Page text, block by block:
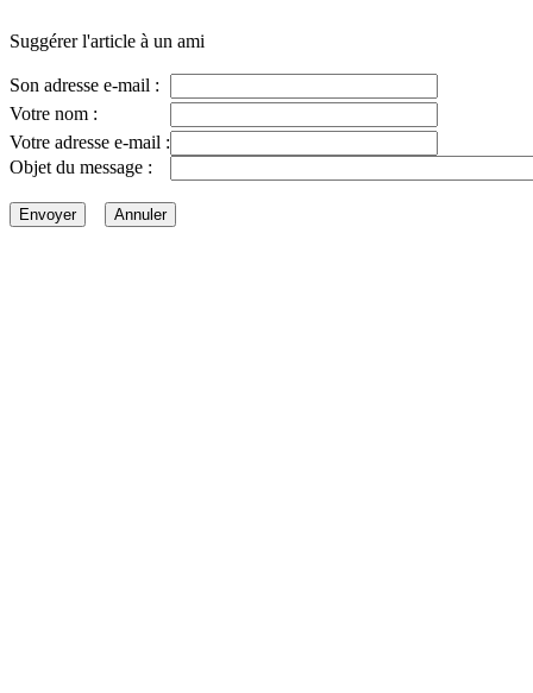
Suggérer l'article à un ami
Son adresse e-mail :
Votre nom :
Votre adresse e-mail :
Objet du message :